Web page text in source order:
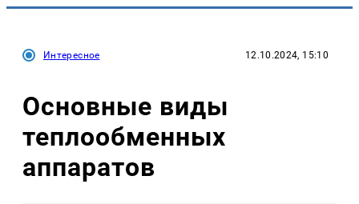
Интересное 12.10.2024, 15:10
Основные виды
теплообменных
аппаратов